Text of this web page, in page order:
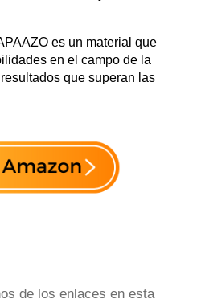
es un material que
en el campo de la
que superan las
de los enlaces en esta